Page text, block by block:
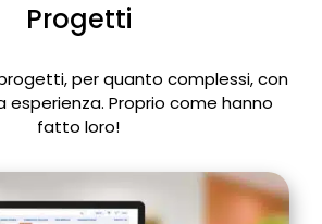
Progetti
per quanto complessi, con
esperienza. Proprio come hanno
fatto loro!